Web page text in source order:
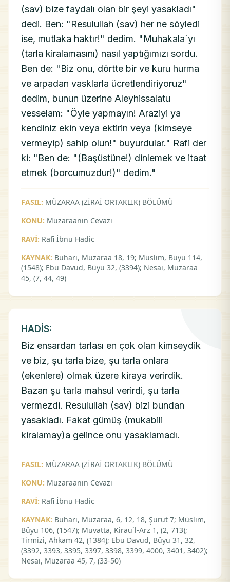
(sav) bize faydalı olan bir şeyi yasakladı"
dedi. Ben: "Resulullah (sav) her ne söyledi
ise, mutlaka haktır!" dedim. "Muhakala`yı
(tarla kiralamasını) nasıl yaptığımızı sordu.
Ben de: "Biz onu, dörtte bir ve kuru hurma
ve arpadan vasklarla ücretlendiriyoruz"
dedim, bunun üzerine Aleyhissalatu
vesselam: "Öyle yapmayın! Araziyi ya
kendiniz ekin veya ektirin veya (kimseye
vermeyip) sahip olun!" buyurdular." Rafi der
ki: "Ben de: "(Başüstüne!) dinlemek ve itaat
etmek (borcumuzdur!)" dedim."
FASIL: MÜZARAA (ZİRAİ ORTAKLIK) BÖLÜMÜ
KONU: Müzaraanın Cevazı
RAVİ: Rafi İbnu Hadic
KAYNAK: Buhari, Muzaraa 18, 19; Müslim, Büyu 114,
(1548); Ebu Davud, Büyu 32, (3394); Nesai, Muzaraa
45, (7, 44, 49)
HADİS:
Biz ensardan tarlası en çok olan kimseydik
ve biz, şu tarla bize, şu tarla onlara
(ekenlere) olmak üzere kiraya verirdik.
Bazan şu tarla mahsul verirdi, şu tarla
vermezdi. Resulullah (sav) bizi bundan
yasakladı. Fakat gümüş (mukabili
kiralamay)a gelince onu yasaklamadı.
FASIL: MÜZARAA (ZİRAİ ORTAKLIK) BÖLÜMÜ
KONU: Müzaraanın Cevazı
RAVİ: Rafi İbnu Hadic
KAYNAK: Buhari, Müzaraa, 6, 12, 18, Şurut 7; Müslim,
Büyu 106, (1547); Muvatta, Kirau`l-Arz 1, (2, 713);
Tirmizi, Ahkam 42, (1384); Ebu Davud, Büyu 31, 32,
(3392, 3393, 3395, 3397, 3398, 3399, 4000, 3401, 3402);
Nesai, Müzaraa 45, 7, (33-50)